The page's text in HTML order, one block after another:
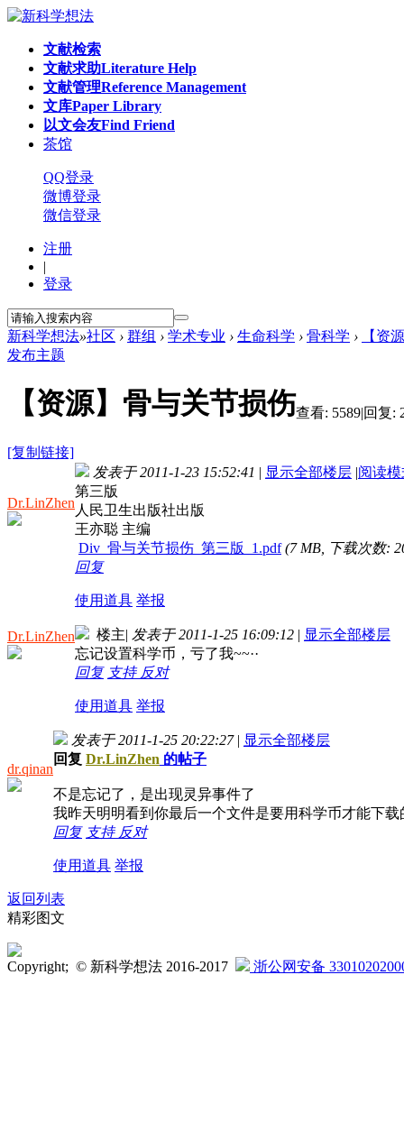
文献检索
文献求助Literature Help
文献管理Reference Management
文库Paper Library
以文会友Find Friend
茶馆
QQ登录
微博登录
微信登录
注册
|
登录
新科学想法»社区 › 群组 › 学术专业 › 生命科学 › 骨科学 ›
【资
发布主题
【资源】骨与关节损伤
[复制链接]
查看: 5589|回复:
Dr.LinZhen
发表于 2011-1-23 15:52:41 | 显示全部楼层 |阅读
第三版
人民卫生出版社出版
王亦聪 主编
Div_骨与关节损伤_第三版_1.pdf (7 MB, 下载次数:
回复
使用道具 举报
Dr.LinZhen 楼主| 发表于 2011-1-25 16:09:12 | 显示全部楼层
忘记设置科学币，亏了我~~··
回复 支持 反对
使用道具 举报
dr.qinan
发表于 2011-1-25 20:22:27 | 显示全部楼层
回复 Dr.LinZhen 的帖子
不是忘记了，是出现灵异事件了
我昨天明明看到你最后一个文件是要用科学币才能下载
回复 支持 反对
使用道具 举报
返回列表
精彩图文
Copyright; © 新科学想法 2016-2017 浙公网安备